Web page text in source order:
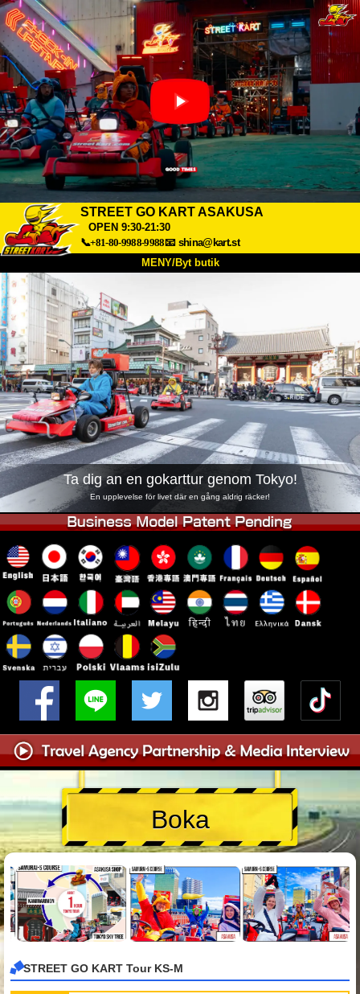
STREET GO KART ASAKUSA
OPEN 9:30-21:30
📞+81-80-9988-9988📧 shina@kart.st
MENY/Byt butik
Om oss Specifikationer
Hitta hit Röster FAQ
Företag Boka
Byt butik
Tokyo Shinagawa Tokyo Akihabara#1
Tokyo Akihabara#2 Tokyo Shibuya
Tokyo Shibuya Annex
Tokyo Asakusa Osaka
Okinawa
Ta dig an en gokarttur genom Tokyo!
En upplevelse för livet där en gång aldrig räcker!
Boka
STREET GO KART Tour KS-M